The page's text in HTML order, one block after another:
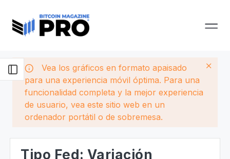
Vea los gráficos en formato apaisado
para una experiencia móvil óptima. Para una
funcionalidad completa y la mejor experiencia
de usuario, vea este sitio web en un
ordenador portátil o de sobremesa.
Tipo Fed: Variación